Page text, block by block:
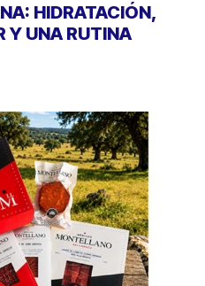
HIDRATACIÓN,
Y UNA RUTINA